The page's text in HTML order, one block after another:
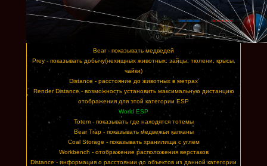
Animals ESP
Animals ESP - вх показывающий различных животных и информацию о
них через стены и препятствия
Wolf - показывать волков
Bear - показывать медведей
Prey - показывать добычу(нехищных животных: зайцы, тюлени, крысы,
чайки)
Distance - расстояние до животных в метрах
Render Distance - возможность установить максимальную дистанцию
отображения для этой категории ESP
World ESP
Totem - показывать где находятся тотемы
Bear Trap - показывать медвежьи капканы
Coal Storage - показывать хранилища с углём
Workbench - отображение расположения верстаков
Distance - информация о расстоянии до объектов из данной категории